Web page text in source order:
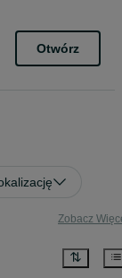
Otwórz
Zobacz